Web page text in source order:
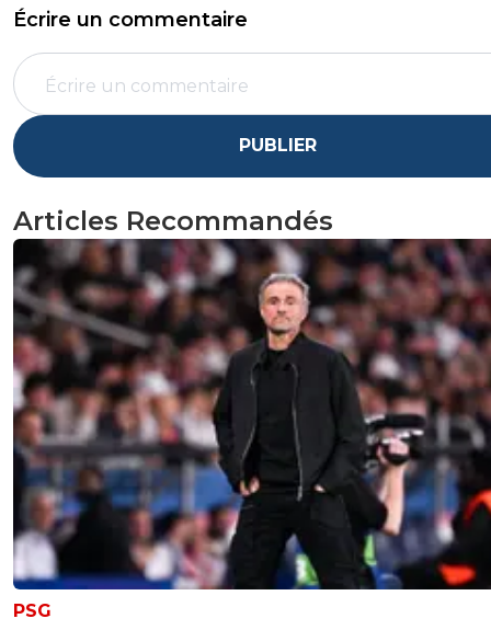
Écrire un commentaire
PUBLIER
Articles Recommandés
PSG